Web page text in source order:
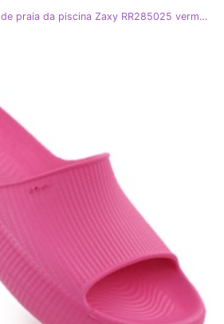
Flip feminino com fivelas de praia da piscina Zaxy RR285025 vermelho